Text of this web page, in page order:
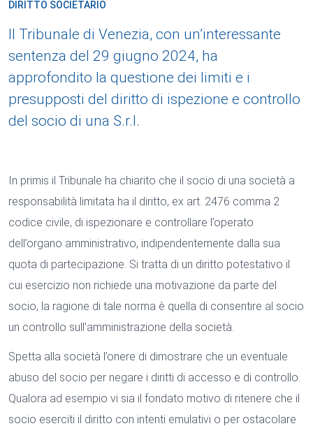
DIRITTO SOCIETARIO
Il Tribunale di Venezia, con un’interessante
sentenza del 29 giugno 2024, ha
approfondito la questione dei limiti e i
presupposti del diritto di ispezione e controllo
del socio di una S.r.l.
In primis il Tribunale ha chiarito che il socio di una società a
responsabilità limitata ha il diritto, ex art. 2476 comma 2
codice civile, di ispezionare e controllare l’operato
dell’organo amministrativo, indipendentemente dalla sua
quota di partecipazione. Si tratta di un diritto potestativo il
cui esercizio non richiede una motivazione da parte del
socio, la ragione di tale norma è quella di consentire al socio
un controllo sull’amministrazione della società.
Spetta alla società l’onere di dimostrare che un eventuale
abuso del socio per negare i diritti di accesso e di controllo.
Qualora ad esempio vi sia il fondato motivo di ritenere che il
socio eserciti il diritto con intenti emulativi o per ostacolare